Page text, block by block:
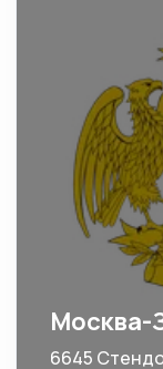
Москва-
6645